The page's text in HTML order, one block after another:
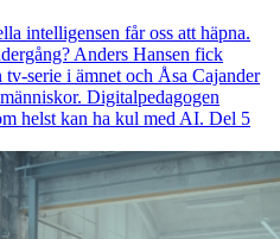
intelligensen får oss att häpna.
Anders Hansen fick
serie i ämnet och Åsa Cajander
Digitalpedagogen
helst kan ha kul med AI. Del 5